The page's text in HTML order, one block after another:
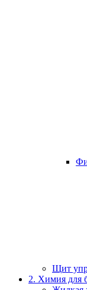
Щит
2. Химия для